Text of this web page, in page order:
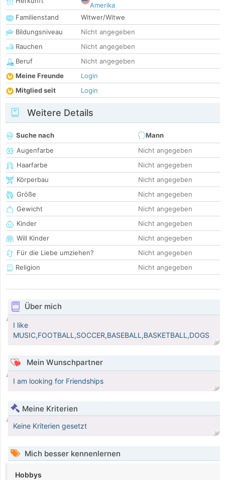
Amerika
Familienstand
Witwer/Witwe
Bildungsniveau
Nicht angegeben
Rauchen
Nicht angegeben
Beruf
Nicht angegeben
Meine Freunde
Login
Mitglied seit
Login
Weitere Details
Suche nach
Mann
Augenfarbe
Nicht angegeben
Haarfarbe
Nicht angegeben
Körperbau
Nicht angegeben
Größe
Nicht angegeben
Gewicht
Nicht angegeben
Kinder
Nicht angegeben
Will Kinder
Nicht angegeben
Für die Liebe umziehen?
Nicht angegeben
Religion
Nicht angegeben
Über mich
I like
MUSIC,FOOTBALL,SOCCER,BASEBALL,BASKETBALL,DOGS
Mein Wunschpartner
I am looking for Friendships
Meine Kriterien
Keine Kriterien gesetzt
Mich besser kennenlernen
Hobbys